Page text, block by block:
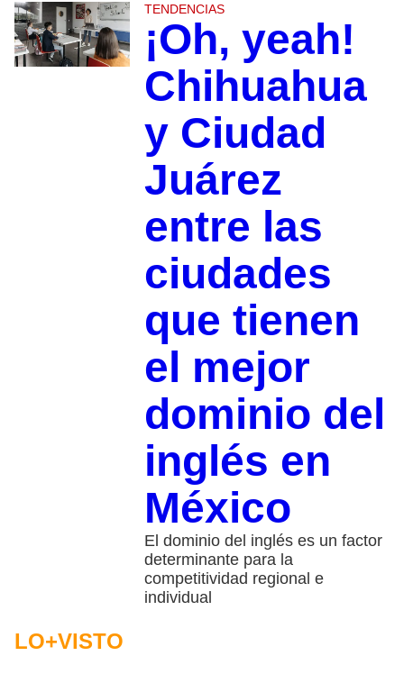
TENDENCIAS
¡Oh, yeah!
Chihuahua
y Ciudad
Juárez
entre las
ciudades
que tienen
el mejor
dominio del
inglés en
México
El dominio del inglés es un factor
determinante para la
competitividad regional e
individual
LO+VISTO